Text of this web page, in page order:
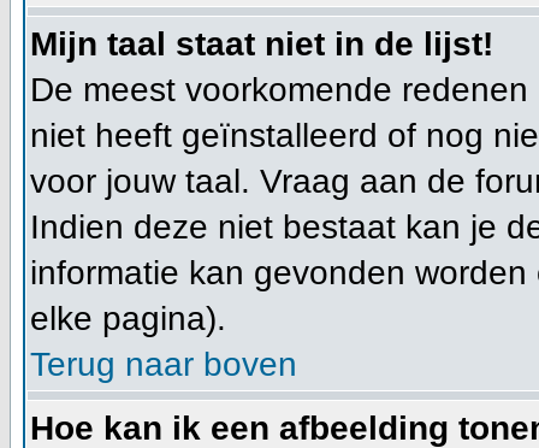
Mijn taal staat niet in de lijst!
De meest voorkomende
niet heeft geïnstalleerd of nog
voor jouw taal. Vraag aan de
Indien deze niet bestaat kan je
informatie kan gevonden
elke pagina).
Terug naar boven
Hoe kan ik een afbeelding